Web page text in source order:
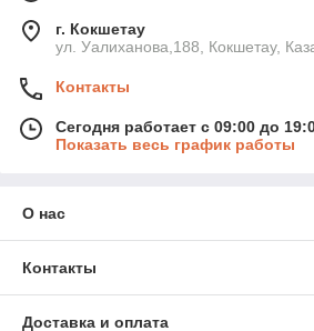
г. Кокшетау
ул. Уалиханова,188, Кокшетау,
Контакты
Сегодня работает с 09:00 до
Показать весь график работы
О нас
Контакты
Доставка и оплата